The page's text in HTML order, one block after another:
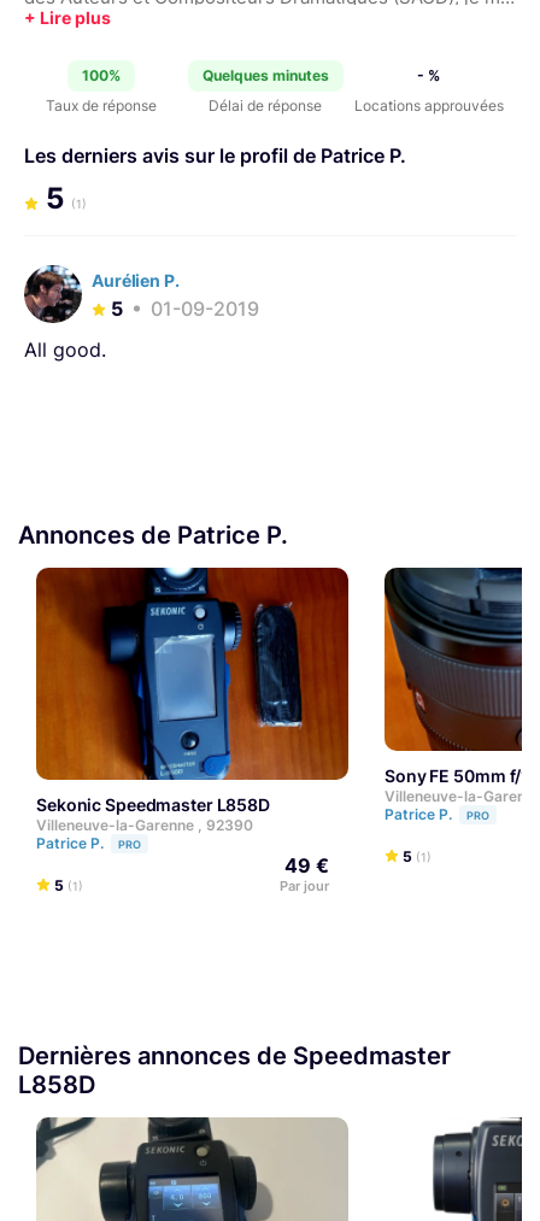
suis lancé dans la réalisation de courts-métrages
discriminations. Depuis, j'ai décidé de me lancer en
parallèle dans la photographie professionnelle, sous ma
de l'Union des Photographes Professionnels (UPP).
100%
Taux de réponse
Quelques minutes
Délai de réponse
- %
Locations approuvées
Les derniers avis sur le profil de Patrice P.
5 (1)
Aurélien P.
5
01-09-2019
All good.
Annonces de Patrice P.
Sekonic Speedmaster L858D
Villeneuve-la-Garenne , 92390
Patrice P.
PRO
5 (1)
49 €
Par jour
Sony FE 50mm f/
Villeneuve-la-
Patrice P.
PRO
5 (1)
Dernières annonces de Speedmaster
L858D